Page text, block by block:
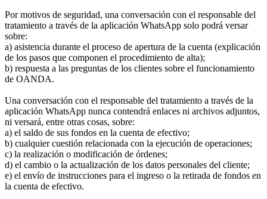
Por motivos de seguridad, una conversación con el responsable del
tratamiento a través de la aplicación WhatsApp solo podrá versar
sobre:
a) asistencia durante el proceso de apertura de la cuenta (explicación
de los pasos que componen el procedimiento de alta);
b) respuesta a las preguntas de los clientes sobre el funcionamiento
de OANDA.
Una conversación con el responsable del tratamiento a través de la
aplicación WhatsApp nunca contendrá enlaces ni archivos adjuntos,
ni versará, entre otras cosas, sobre:
a) el saldo de sus fondos en la cuenta de efectivo;
b) cualquier cuestión relacionada con la ejecución de operaciones;
c) la realización o modificación de órdenes;
d) el cambio o la actualización de los datos personales del cliente;
e) el envío de instrucciones para el ingreso o la retirada de fondos en
la cuenta de efectivo.